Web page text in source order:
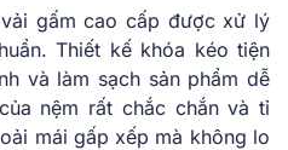
gấm cao cấp được xử lý
Thiết kế khóa kéo tiện
và làm sạch sản phẩm dễ
nệm rất chắc chắn và tỉ
mái gấp xếp mà không lo